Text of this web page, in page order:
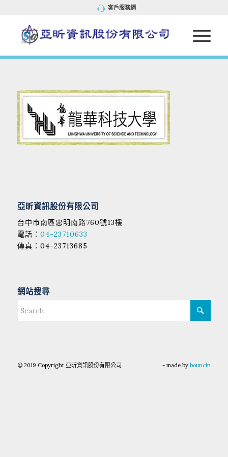
客戶服務網
亞昕資訊股份有限公司
台中市南區忠明南路760號13樓
電話： 04-23710633
傳真：04-23713685
網站搜尋
© 2019 Copyright 亞昕資訊股份有限公司 - made bybouncin